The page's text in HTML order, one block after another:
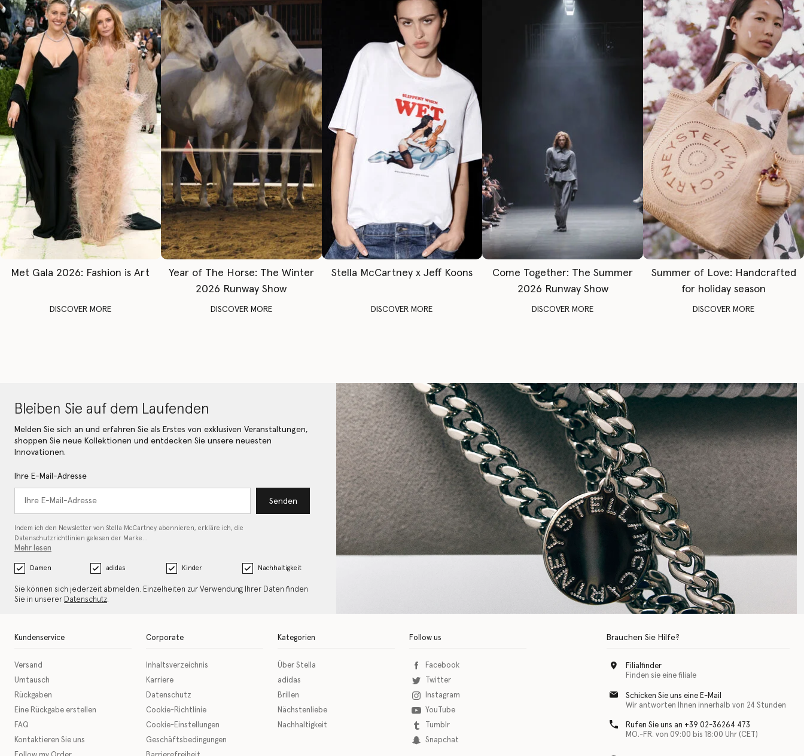
Met Gala 2026: Fashion is Art
DISCOVER MORE
Year of The Horse: The Winter
2026 Runway Show
DISCOVER MORE
Stella McCartney x Jeff Koons
DISCOVER MORE
Come Together: The Summer
2026 Runway Show
DISCOVER MORE
Summer of Love: Handcrafted
for holiday season
DISCOVER MORE
Bleiben Sie auf dem Laufenden
Melden Sie sich an und erfahren Sie als Erstes von exklusiven Veranstaltungen,
shoppen Sie neue Kollektionen und entdecken Sie unsere neuesten
Innovationen.
Ihre E-Mail-Adresse
Senden
Indem ich den Newsletter von Stella McCartney abonnieren, erkläre ich, die
Datenschutzrichtlinien gelesen der Marke…
Mehr lesen
Damen adidas Kinder Nachhaltigkeit
Sie können sich jederzeit abmelden. Einzelheiten zur Verwendung Ihrer Daten finden
Sie in unserer Datenschutz.
Kundenservice
Versand
Umtausch
Rückgaben
Eine Rückgabe erstellen
FAQ
Kontaktieren Sie uns
Corporate
Inhaltsverzeichnis
Karriere
Datenschutz
Cookie-Richtlinie
Cookie-Einstellungen
Geschäftsbedingungen
Kategorien
Über Stella
adidas
Brillen
Nächstenliebe
Nachhaltigkeit
Follow us
Facebook
Twitter
Instagram
YouTube
Tumblr
Snapchat
Brauchen Sie Hilfe?
Filialfinder
Finden sie eine filiale
Schicken Sie uns eine E-Mail
Wir antworten Ihnen innerhalb von 24 Stunden
Rufen Sie uns an +39 02-36264 473
MO.-FR. von 09:00 bis 18:00 Uhr (CET)